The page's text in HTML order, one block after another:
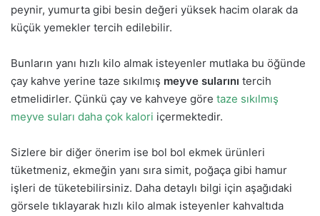
peynir, yumurta gibi besin değeri yüksek hacim olarak da
küçük yemekler tercih edilebilir.
Bunların yanı hızlı kilo almak isteyenler mutlaka bu öğünde
çay kahve yerine taze sıkılmış meyve sularını tercih
etmelidirler. Çünkü çay ve kahveye göre taze sıkılmış
meyve suları daha çok kalori içermektedir.
Sizlere bir diğer önerim ise bol bol ekmek ürünleri
tüketmeniz, ekmeğin yanı sıra simit, poğaça gibi hamur
işleri de tüketebilirsiniz. Daha detaylı bilgi için aşağıdaki
görsele tıklayarak hızlı kilo almak isteyenler kahvaltıda